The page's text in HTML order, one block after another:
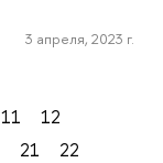
3 апреля, 2023 г.
11
12
21
22